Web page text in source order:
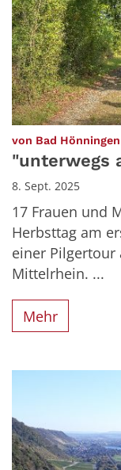
von Bad
"unterwegs
8. Sept. 2025
17 Frauen und
Herbsttag am
einer Pilgertour
Mittelrhein. ...
Mehr